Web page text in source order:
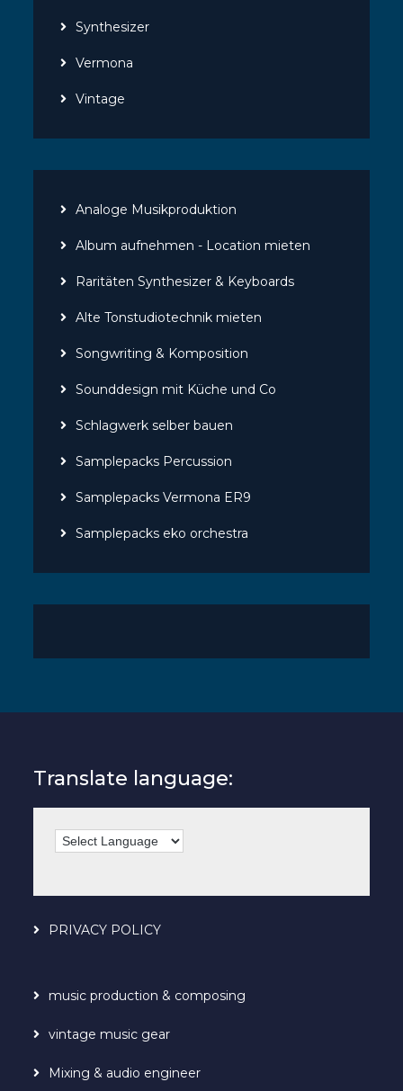
Synthesizer
Vermona
Vintage
Analoge Musikproduktion
Album aufnehmen - Location mieten
Raritäten Synthesizer & Keyboards
Alte Tonstudiotechnik mieten
Songwriting & Komposition
Sounddesign mit Küche und Co
Schlagwerk selber bauen
Samplepacks Percussion
Samplepacks Vermona ER9
Samplepacks eko orchestra
Translate language:
PRIVACY POLICY
music production & composing
vintage music gear
Mixing & audio engineer